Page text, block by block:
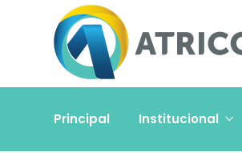
Principal Institucional